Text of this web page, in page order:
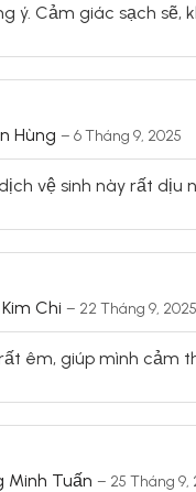
ý. Cảm giác sạch sẽ,
Hùng– 6 Tháng 9, 2025
vệ sinh này rất dịu
Chi– 22 Tháng 9, 2025
êm, giúp mình cảm
Minh Tuấn– 25 Tháng 9,